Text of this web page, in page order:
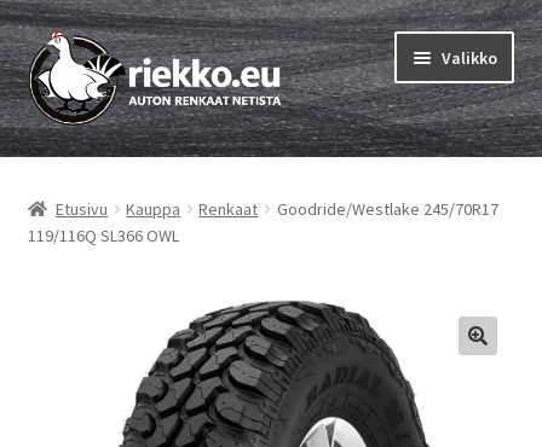
Siirry
navigointiin
Siirry
sisältöön
Valikko
Etusivu
Vinkit & ohjeet
Rengastestit
Etusivu Kauppa Renkaat
Goodride/Westlake 245/70R17
119/116Q SL366 OWL